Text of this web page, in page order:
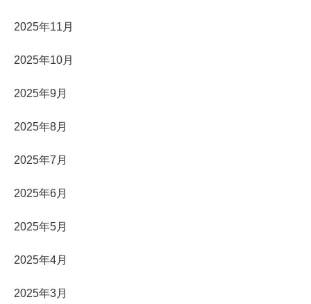
2025年11月
2025年10月
2025年9月
2025年8月
2025年7月
2025年6月
2025年5月
2025年4月
2025年3月